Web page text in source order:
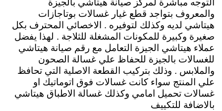
التوجه مباشرة لمركز صيانة هيتاشي بالجيزة
والمعروف بتواجد قطع غيار غسالات بوتاجازات
هيتاشي لديه وكذلك لتوفيره . الاخصائي المحترف بكل
صغيرة وكبيرة للمكونات المشغلة للثلاجة . لهذا يفضل
عملاء هيتاشي الجيزة التعامل مع رقم صيانة هيتاشي
للغسالات بالجيزة للحفاظ علي غسالة الصحون
والملابس . وذلك بتركيب القطعة الاصلية التي تحافظ
علي المنتج سواء كانت غسالات فوق اتوماتيك او
غسالات تحميل امامي وكذلك غسالة الاطباق هيتاشي
بالاضافة للتكييف